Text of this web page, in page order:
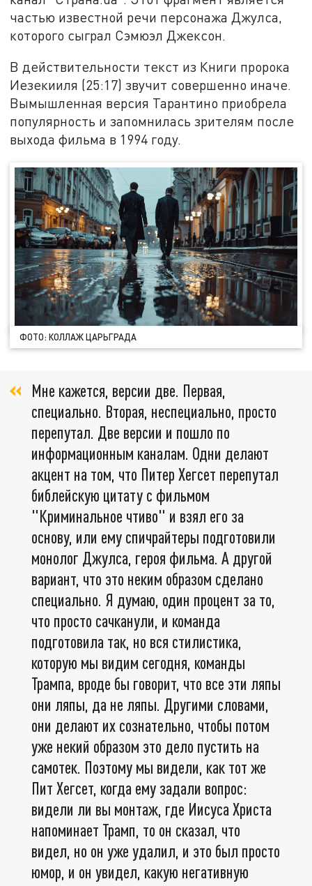
частью известной речи персонажа Джулса,
которого сыграл Сэмюэл Джексон.
В действительности текст из Книги пророка
Иезекииля (25:17) звучит совершенно иначе.
Вымышленная версия Тарантино приобрела
популярность и запомнилась зрителям после
выхода фильма в 1994 году.
ФОТО: КОЛЛАЖ ЦАРЬГРАДА
Мне кажется, версии две. Первая,
специально. Вторая, неспециально, просто
перепутал. Две версии и пошло по
информационным каналам. Одни делают
акцент на том, что Питер Хегсет перепутал
библейскую цитату с фильмом
"Криминальное чтиво" и взял его за
основу, или ему спичрайтеры подготовили
монолог Джулса, героя фильма. А другой
вариант, что это неким образом сделано
специально. Я думаю, один процент за то,
что просто сачканули, и команда
подготовила так, но вся стилистика,
которую мы видим сегодня, команды
Трампа, вроде бы говорит, что все эти ляпы
они ляпы, да не ляпы. Другими словами,
они делают их сознательно, чтобы потом
уже некий образом это дело пустить на
самотек. Поэтому мы видели, как тот же
Пит Хегсет, когда ему задали вопрос:
видели ли вы монтаж, где Иисуса Христа
напоминает Трамп, то он сказал, что
видел, но он уже удалил, и это был просто
юмор, и он увидел, какую негативную